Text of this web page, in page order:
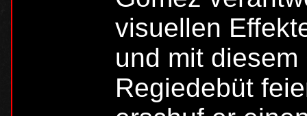
visuellen
und mit
Regiedebüt